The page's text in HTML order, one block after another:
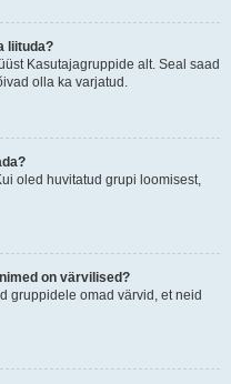
liituda?
Kasutajagruppide alt. Seal saad
olla ka varjatud.
oled huvitatud grupi loomisest,
on värvilised?
gruppidele omad värvid, et neid